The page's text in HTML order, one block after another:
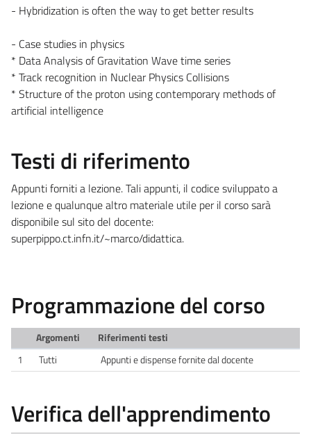
- Hybridization is often the way to get better results
- Case studies in physics
* Data Analysis of Gravitation Wave time series
* Track recognition in Nuclear Physics Collisions
* Structure of the proton using contemporary methods of
artificial intelligence
Testi di riferimento
Appunti forniti a lezione. Tali appunti, il codice sviluppato a
lezione e qualunque altro materiale utile per il corso sarà
disponibile sul sito del docente:
superpippo.ct.infn.it/~marco/didattica.
Programmazione del corso
Argomenti
Riferimenti testi
1
Tutti Appunti e dispense fornite dal docente
Verifica dell'apprendimento